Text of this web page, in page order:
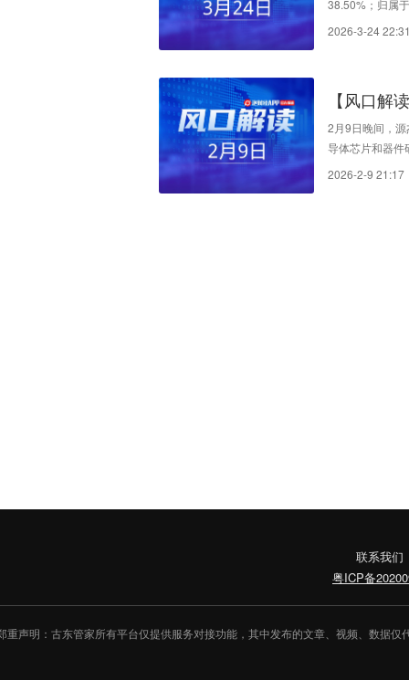
38.50%；归属
2026-3-24
【风口解
2月9日晚间，
导体芯片和器件
优化，持续响
2026-2-9 21:17
联系我们
粤ICP备
重声明：古东管家所有平台仅提供服务对接功能，其中发布的文章、视频、数据